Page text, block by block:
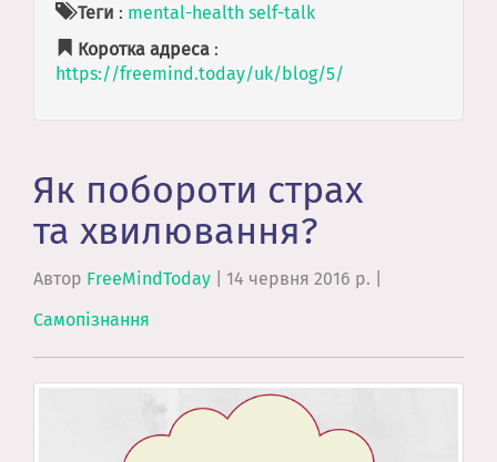
Теги : mental-health self-talk
Коротка адреса :
https://freemind.today/uk/blog/5/
Як побороти страх
та хвилювання?
Автор FreeMindToday 14 червня 2016 р.
Самопізнання